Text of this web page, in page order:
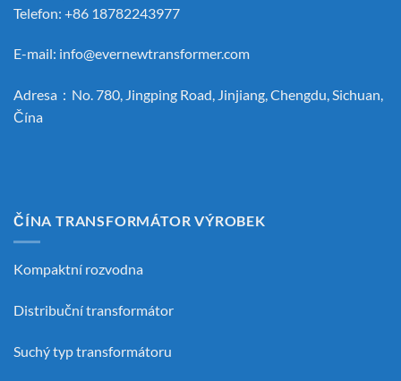
Telefon: +86 18782243977
E-mail: info@evernewtransformer.com
Adresa：No. 780, Jingping Road, Jinjiang, Chengdu, Sichuan,
Čína
ČÍNA TRANSFORMÁTOR VÝROBEK
Kompaktní rozvodna
Distribuční transformátor
Suchý typ transformátoru